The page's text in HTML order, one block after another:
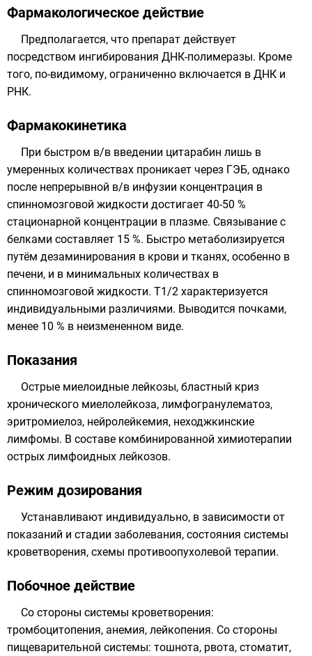
Фармакологическое действие
Предполагается, что препарат действует
посредством ингибирования ДНК-полимеразы. Кроме
того, по-видимому, ограниченно включается в ДНК и
РНК.
Фармакокинетика
При быстром в/в введении цитарабин лишь в
умеренных количествах проникает через ГЭБ, однако
после непрерывной в/в инфузии концентрация в
спинномозговой жидкости достигает 40-50 %
стационарной концентрации в плазме. Связывание с
белками составляет 15 %. Быстро метаболизируется
путём дезаминирования в крови и тканях, особенно в
печени, и в минимальных количествах в
спинномозговой жидкости. T1/2 характеризуется
индивидуальными различиями. Выводится почками,
менее 10 % в неизмененном виде.
Показания
Острые миелоидные лейкозы, бластный криз
хронического миелолейкоза, лимфогранулематоз,
эритромиелоз, нейролейкемия, неходжкинские
лимфомы. В составе комбинированной химиотерапии
острых лимфоидных лейкозов.
Режим дозирования
Устанавливают индивидуально, в зависимости от
показаний и стадии заболевания, состояния системы
кроветворения, схемы противоопухолевой терапии.
Побочное действие
Со стороны системы кроветворения:
тромбоцитопения, анемия, лейкопения. Со стороны
пищеварительной системы: тошнота, рвота, стоматит,